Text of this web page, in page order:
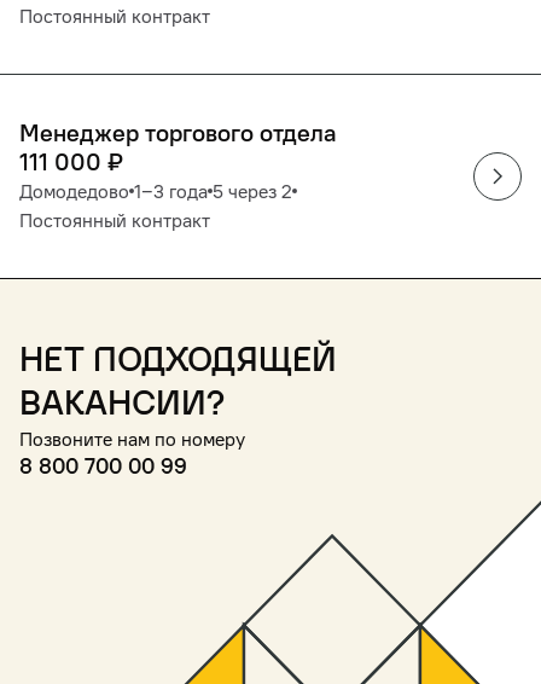
Постоянный контракт
Менеджер торгового отдела
111 000 ₽
Домодедово 1‒3 года 5 через 2
Постоянный контракт
Нет подходящей
вакансии?
Позвоните нам по номеру
8 800 700 00 99